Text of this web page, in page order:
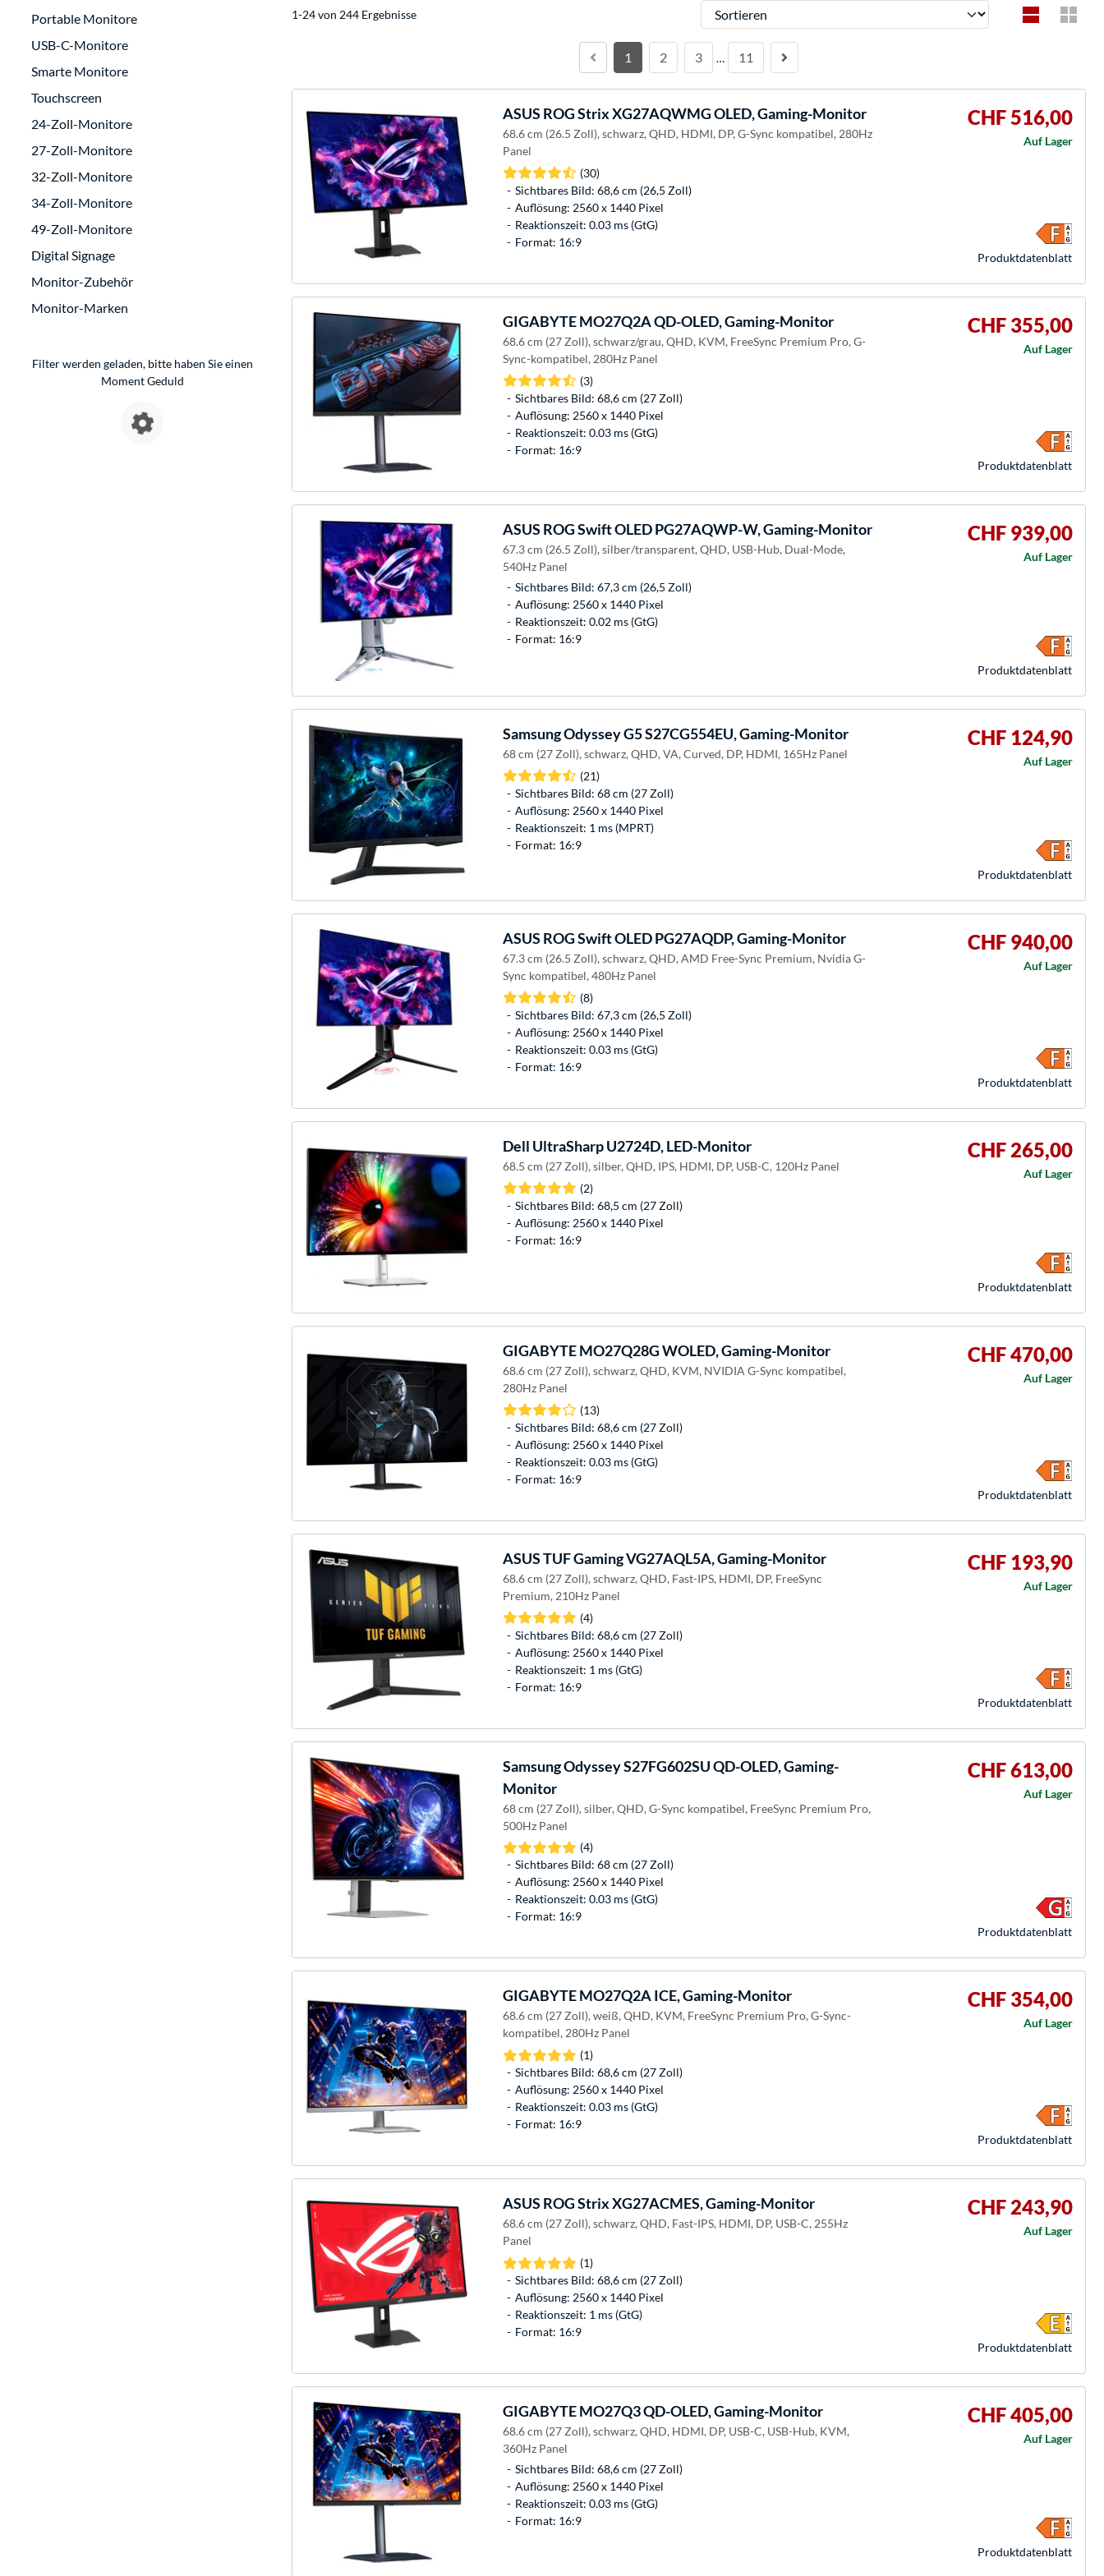
Portable Monitore
USB-C-Monitore
Smarte Monitore
Touchscreen
24-Zoll-Monitore
27-Zoll-Monitore
32-Zoll-Monitore
34-Zoll-Monitore
49-Zoll-Monitore
Digital Signage
Monitor-Zubehör
Monitor-Marken
Filter werden geladen, bitte haben Sie einen
Moment Geduld
1-24 von 244 Ergebnisse Sortieren
1 2 3 … 11
ASUS ROG Strix XG27AQWMG OLED, Gaming-Monitor
68.6 cm (26.5 Zoll), schwarz, QHD, HDMI, DP, G-Sync kompatibel, 280Hz
Panel
(30)
Sichtbares Bild: 68,6 cm (26,5 Zoll)
Auflösung: 2560 x 1440 Pixel
Reaktionszeit: 0.03 ms (GtG)
Format: 16:9
CHF 516,00
Auf Lager
Produkt­datenblatt
GIGABYTEMO27Q2A QD-OLED, Gaming-Monitor
68.6 cm (27 Zoll), schwarz/grau, QHD, KVM, FreeSync Premium Pro, G-
Sync-kompatibel, 280Hz Panel
(3)
Sichtbares Bild: 68,6 cm (27 Zoll)
Auflösung: 2560 x 1440 Pixel
Reaktionszeit: 0.03 ms (GtG)
Format: 16:9
CHF 355,00
Auf Lager
Produkt­datenblatt
ASUS ROG Swift OLED PG27AQWP-W, Gaming-Monitor
67.3 cm (26.5 Zoll), silber/transparent, QHD, USB-Hub, Dual-Mode,
540Hz Panel
Sichtbares Bild: 67,3 cm (26,5 Zoll)
Auflösung: 2560 x 1440 Pixel
Reaktionszeit: 0.02 ms (GtG)
Format: 16:9
CHF 939,00
Auf Lager
Produkt­datenblatt
SamsungOdyssey G5 S27CG554EU, Gaming-Monitor
68 cm (27 Zoll), schwarz, QHD, VA, Curved, DP, HDMI, 165Hz Panel
(21)
Sichtbares Bild: 68 cm (27 Zoll)
Auflösung: 2560 x 1440 Pixel
Reaktionszeit: 1 ms (MPRT)
Format: 16:9
CHF 124,90
Auf Lager
Produkt­datenblatt
ASUS ROG Swift OLED PG27AQDP, Gaming-Monitor
67.3 cm (26.5 Zoll), schwarz, QHD, AMD Free-Sync Premium, Nvidia G-
Sync kompatibel, 480Hz Panel
(8)
Sichtbares Bild: 67,3 cm (26,5 Zoll)
Auflösung: 2560 x 1440 Pixel
Reaktionszeit: 0.03 ms (GtG)
Format: 16:9
CHF 940,00
Auf Lager
Produkt­datenblatt
Dell UltraSharp U2724D, LED-Monitor
68.5 cm (27 Zoll), silber, QHD, IPS, HDMI, DP, USB-C, 120Hz Panel
(2)
Sichtbares Bild: 68,5 cm (27 Zoll)
Auflösung: 2560 x 1440 Pixel
Format: 16:9
CHF 265,00
Auf Lager
Produkt­datenblatt
GIGABYTEMO27Q28G WOLED, Gaming-Monitor
68.6 cm (27 Zoll), schwarz, QHD, KVM, NVIDIA G-Sync kompatibel,
280Hz Panel
(13)
Sichtbares Bild: 68,6 cm (27 Zoll)
Auflösung: 2560 x 1440 Pixel
Reaktionszeit: 0.03 ms (GtG)
Format: 16:9
CHF 470,00
Auf Lager
Produkt­datenblatt
ASUSTUF Gaming VG27AQL5A, Gaming-Monitor
68.6 cm (27 Zoll), schwarz, QHD, Fast-IPS, HDMI, DP, FreeSync
Premium, 210Hz Panel
(4)
Sichtbares Bild: 68,6 cm (27 Zoll)
Auflösung: 2560 x 1440 Pixel
Reaktionszeit: 1 ms (GtG)
Format: 16:9
CHF 193,90
Auf Lager
Produkt­datenblatt
SamsungOdyssey S27FG602SU QD-OLED, Gaming-
Monitor
68 cm (27 Zoll), silber, QHD, G-Sync kompatibel, FreeSync Premium Pro,
500Hz Panel
(4)
Sichtbares Bild: 68 cm (27 Zoll)
Auflösung: 2560 x 1440 Pixel
Reaktionszeit: 0.03 ms (GtG)
Format: 16:9
CHF 613,00
Auf Lager
Produkt­datenblatt
GIGABYTEMO27Q2A ICE, Gaming-Monitor
68.6 cm (27 Zoll), weiß, QHD, KVM, FreeSync Premium Pro, G-Sync-
kompatibel, 280Hz Panel
(1)
Sichtbares Bild: 68,6 cm (27 Zoll)
Auflösung: 2560 x 1440 Pixel
Reaktionszeit: 0.03 ms (GtG)
Format: 16:9
CHF 354,00
Auf Lager
Produkt­datenblatt
ASUS ROG Strix XG27ACMES, Gaming-Monitor
68.6 cm (27 Zoll), schwarz, QHD, Fast-IPS, HDMI, DP, USB-C, 255Hz
Panel
(1)
Sichtbares Bild: 68,6 cm (27 Zoll)
Auflösung: 2560 x 1440 Pixel
Reaktionszeit: 1 ms (GtG)
Format: 16:9
CHF 243,90
Auf Lager
Produkt­datenblatt
GIGABYTEMO27Q3 QD-OLED, Gaming-Monitor
68.6 cm (27 Zoll), schwarz, QHD, HDMI, DP, USB-C, USB-Hub, KVM,
360Hz Panel
Sichtbares Bild: 68,6 cm (27 Zoll)
Auflösung: 2560 x 1440 Pixel
Reaktionszeit: 0.03 ms (GtG)
Format: 16:9
CHF 405,00
Auf Lager
Produkt­datenblatt